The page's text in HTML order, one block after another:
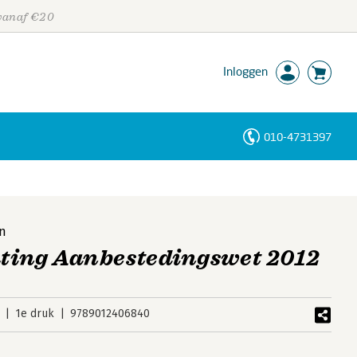
€20
Inloggen
010-4731397
Aanbestedingswet 2012
1e druk 9789012406840
Personen